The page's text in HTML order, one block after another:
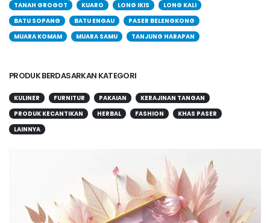
TANAH GROGOT KUARO LONG IKIS
LONG KALI
BATU SOPANG
BATU ENGAU
PASER BELENGKONG
MUARA KOMAM
MUARA SAMU TANJUNG HARAPAN
PRODUK BERDASARKAN KATEGORI
KULINER FURNITUR PAKAIAN
KERAJINAN TANGAN
PRODUK KECANTIKAN
HERBAL FASHION
KHAS PASER
LAINNYA